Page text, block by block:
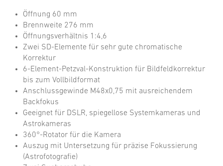
Öffnung 60 mm
Brennweite 276 mm
Öffnungsverhältnis 1:4,6
Zwei SD-Elemente für sehr gute chromatische
Korrektur
6-Element-Petzval-Konstruktion für Bildfeldkorrektur
bis zum Vollbildformat
Anschlussgewinde M48x0,75 mit ausreichendem
Backfokus
Geeignet für DSLR, spiegellose Systemkameras und
Astrokameras
360°-Rotator für die Kamera
Auszug mit Untersetzung für präzise Fokussierung
(Astrofotografie)